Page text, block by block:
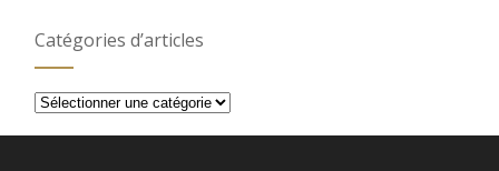
Catégories d’articles
Catégories